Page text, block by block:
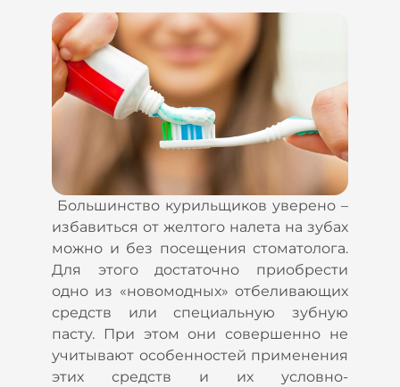
Большинство курильщиков уверено –
избавиться от желтого налета на зубах
можно и без посещения стоматолога.
Для этого достаточно приобрести
одно из «новомодных» отбеливающих
средств или специальную зубную
пасту. При этом они совершенно не
учитывают особенностей применения
этих средств и их условно-